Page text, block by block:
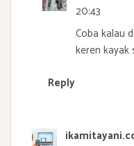
20:43
Coba kalau
keren kayak
Reply